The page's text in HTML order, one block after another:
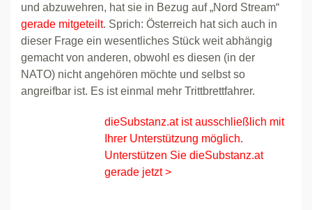
und abzuwehren, hat sie in Bezug auf „Nord Stream“
gerade mitgeteilt. Sprich: Österreich hat sich auch in
dieser Frage ein wesentliches Stück weit abhängig
gemacht von anderen, obwohl es diesen (in der
NATO) nicht angehören möchte und selbst so
angreifbar ist. Es ist einmal mehr Trittbrettfahrer.
dieSubstanz.at ist ausschließlich mit
Ihrer Unterstützung möglich.
Unterstützen Sie dieSubstanz.at
gerade jetzt >